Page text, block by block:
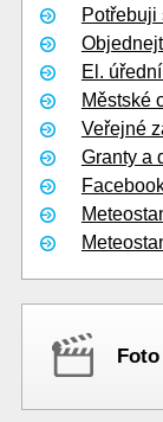
Potřebuji
El.
Městské
Veřejné
Granty a